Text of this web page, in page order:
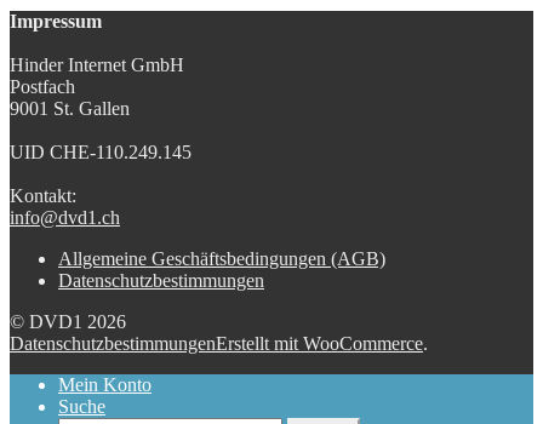
Impressum
Hinder Internet GmbH
Postfach
9001 St. Gallen
UID CHE-110.249.145
Kontakt:
info@dvd1.ch
Allgemeine Geschäftsbedingungen (AGB)
Datenschutzbestimmungen
© DVD1 2026
DatenschutzbestimmungenErstellt mit WooCommerce.
Mein Konto
Suche